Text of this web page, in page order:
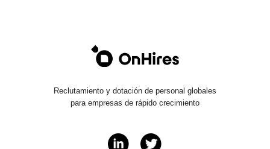
Reclutamiento y dotación de personal globales
para empresas de rápido crecimiento